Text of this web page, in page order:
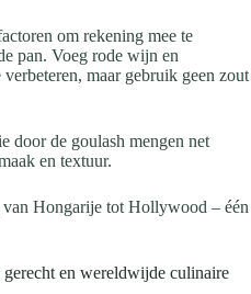
om rekening mee te
pan. Voeg rode wijn en
maar gebruik geen zout
door de goulash mengen net
en textuur.
Hongarije tot Hollywood – één
en wereldwijde culinaire